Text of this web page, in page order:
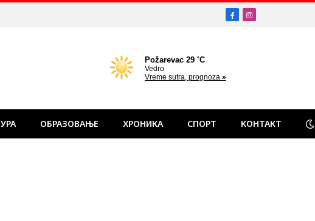
FacebookInstagram
ОБРАЗОВАЊЕ ХРОНИКА СПОРТ КОНТАКТ